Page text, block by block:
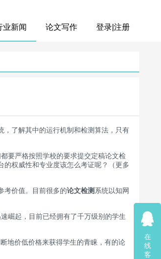
业新闻 论文写作 登录|注册
，了解其中的运行机制和检测算法，只有
都要严格按照学校的要求提交定稿论文检
权威性和专业度该怎么考证呢？（更多
考价值。目前很多的论文检测系统以知网
崛起，目前已经拥有了千万级别的学生
地价低价格来获得学生的青睐，有的论
在
线
客